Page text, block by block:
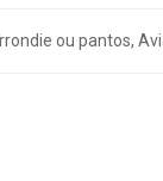
ou pantos,